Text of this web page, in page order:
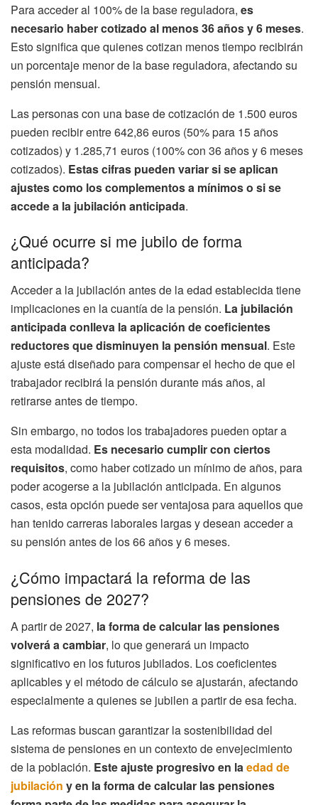
Para acceder al 100% de la base reguladora, es
necesario haber cotizado al menos 36 años y 6 meses.
Esto significa que quienes cotizan menos tiempo recibirán
un porcentaje menor de la base reguladora, afectando su
pensión mensual.
Las personas con una base de cotización de 1.500 euros
pueden recibir entre 642,86 euros (50% para 15 años
cotizados) y 1.285,71 euros (100% con 36 años y 6 meses
cotizados). Estas cifras pueden variar si se aplican
ajustes como los complementos a mínimos o si se
accede a la jubilación anticipada.
¿Qué ocurre si me jubilo de forma
anticipada?
Acceder a la jubilación antes de la edad establecida tiene
implicaciones en la cuantía de la pensión. La jubilación
anticipada conlleva la aplicación de coeficientes
reductores que disminuyen la pensión mensual. Este
ajuste está diseñado para compensar el hecho de que el
trabajador recibirá la pensión durante más años, al
retirarse antes de tiempo.
Sin embargo, no todos los trabajadores pueden optar a
esta modalidad. Es necesario cumplir con ciertos
requisitos, como haber cotizado un mínimo de años, para
poder acogerse a la jubilación anticipada. En algunos
casos, esta opción puede ser ventajosa para aquellos que
han tenido carreras laborales largas y desean acceder a
su pensión antes de los 66 años y 6 meses.
¿Cómo impactará la reforma de las
pensiones de 2027?
A partir de 2027, la forma de calcular las pensiones
volverá a cambiar, lo que generará un impacto
significativo en los futuros jubilados. Los coeficientes
aplicables y el método de cálculo se ajustarán, afectando
especialmente a quienes se jubilen a partir de esa fecha.
Las reformas buscan garantizar la sostenibilidad del
sistema de pensiones en un contexto de envejecimiento
de la población. Este ajuste progresivo en la edad de
jubilación y en la forma de calcular las pensiones